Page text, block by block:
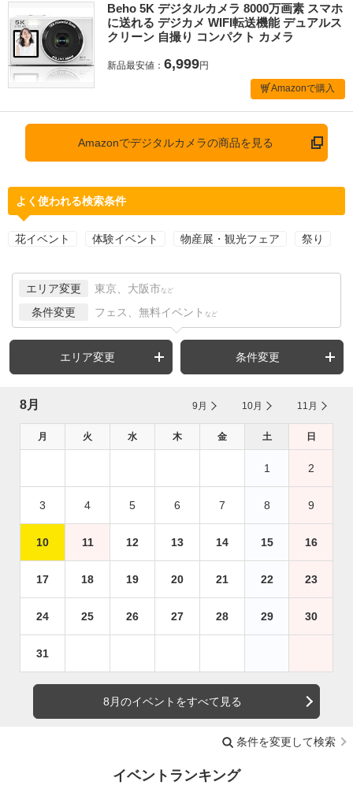
Beho 5K デジタルカメラ 8000万画素 スマホ
に送れる デジカメ WIFI転送機能 デュアルス
クリーン 自撮り コンパクト カメラ
新品最安値： 6,999円
Amazonで購入
Amazonでデジタルカメラの商品を見る
よく使われる検索条件
花イベント 体験イベント 物産展・観光フェア 祭り
エリア変更 東京、大阪市 など
条件変更 フェス、無料イベント など
エリア変更 条件変更
8月 9月 10月 11月
月 火 水 木 金 土 日
1 2
3 4 5 6 7 8 9
10 11 12 13 14 15 16
17 18 19 20 21 22 23
24 25 26 27 28 29 30
31
8月のイベントをすべて見る
条件を変更して検索
イベントランキング